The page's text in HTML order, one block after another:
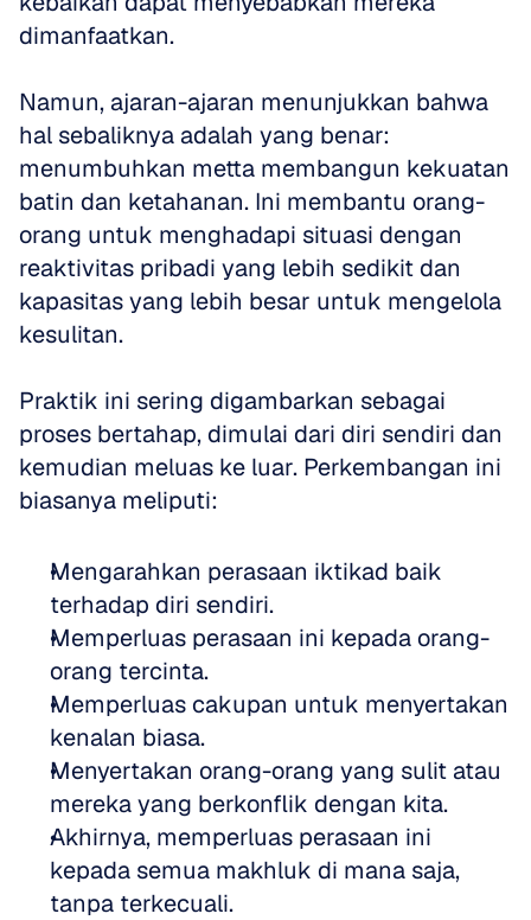
dimanfaatkan.
Namun, ajaran-ajaran menunjukkan bahwa
hal sebaliknya adalah yang benar:
menumbuhkan metta membangun kekuatan
batin dan ketahanan. Ini membantu orang-
orang untuk menghadapi situasi dengan
reaktivitas pribadi yang lebih sedikit dan
kapasitas yang lebih besar untuk mengelola
kesulitan.
Praktik ini sering digambarkan sebagai
proses bertahap, dimulai dari diri sendiri dan
kemudian meluas ke luar. Perkembangan ini
biasanya meliputi:
Mengarahkan perasaan iktikad baik
terhadap diri sendiri.
Memperluas perasaan ini kepada orang-
orang tercinta.
Memperluas cakupan untuk menyertakan
kenalan biasa.
Menyertakan orang-orang yang sulit atau
mereka yang berkonflik dengan kita.
Akhirnya, memperluas perasaan ini
kepada semua makhluk di mana saja,
tanpa terkecuali.